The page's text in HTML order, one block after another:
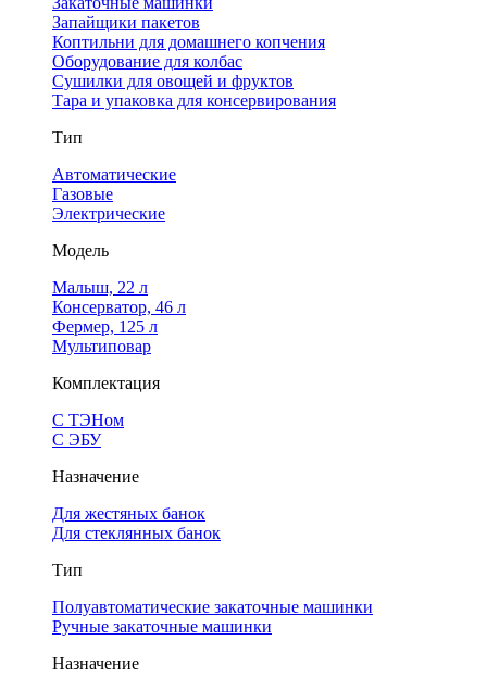
Запайщики пакетов
Коптильни для домашнего копчения
Оборудование для колбас
Сушилки для овощей и фруктов
Тара и упаковка для консервирования
Тип
Автоматические
Газовые
Электрические
Модель
Малыш, 22 л
Консерватор, 46 л
Фермер, 125 л
Мультиповар
Комплектация
С ТЭНом
С ЭБУ
Назначение
Для жестяных банок
Для стеклянных банок
Тип
Полуавтоматические закаточные машинки
Ручные закаточные машинки
Назначение